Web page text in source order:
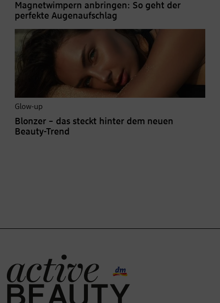
Magnetwimpern anbringen: So geht der
perfekte Augenaufschlag
Glow-up
Blonzer – das steckt hinter dem neuen
Beauty-Trend